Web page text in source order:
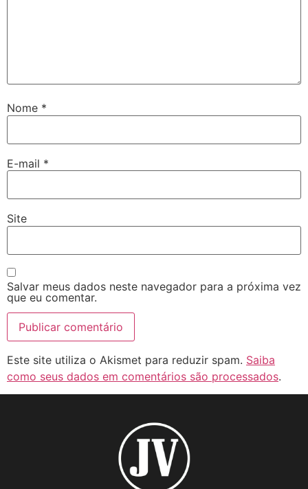
Nome *
E-mail *
Site
Salvar meus dados neste navegador para a próxima vez
que eu comentar.
Este site utiliza o Akismet para reduzir spam. Saiba
como seus dados em comentários são processados.